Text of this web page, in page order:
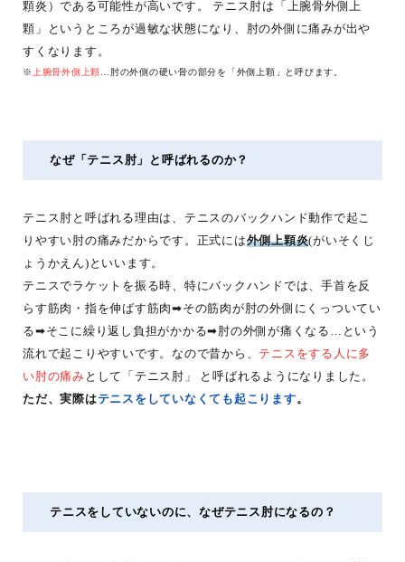
顆炎）である可能性が高いです。 テニス肘は「上腕骨外側上
顆」というところが過敏な状態になり、肘の外側に痛みが出や
すくなります。
※ 上腕骨外側上顆 …肘の外側の硬い骨の部分を「外側上顆」と呼びます。
なぜ「テニス肘」と呼ばれるのか？
テニス肘と呼ばれる理由は、テニスのバックハンド動作で起こ
りやすい肘の痛みだからです。正式には外側上顆炎(がいそくじ
ょうかえん)といいます。
テニスでラケットを振る時、特にバックハンドでは、手首を反
らす筋肉・指を伸ばす筋肉➡その筋肉が肘の外側にくっついてい
る➡そこに繰り返し負担がかかる➡肘の外側が痛くなる…という
流れで起こりやすいです。なので昔から、 テニスをする人に多
い肘の痛み として「テニス肘」 と呼ばれるようになりました。
ただ、実際はテニスをしていなくても起こります。
テニスをしていないのに、なぜテニス肘になるの？